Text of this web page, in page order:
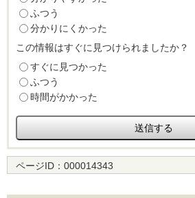
ふつう
分かりにくかった
この情報はすぐに見つけられましたか？
すぐに見つかった
ふつう
時間がかかった
ページID： 000014343